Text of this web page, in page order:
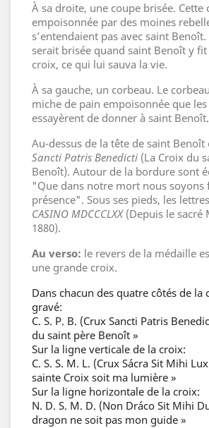
À sa droite, une coupe brisée. Cette
empoisonnée par des moines
s’entendaient pas avec saint
serait brisée quand saint Benoît y
croix, ce qui lui sauva la vie.
À sa gauche, un corbeau. Le
miche de pain empoisonnée que
essayèrent de donner à saint Benoît.
Au-dessus de la tête de saint Benoît
Sancti Patris Benedicti (La Croix du
Benoît). Autour de la bordure sont
"Que dans notre mort nous soyons
présence". Sous ses pieds, les
CASINO MDCCCLXX(Depuis le sacré
1880).
Au verso: le revers de la médaille
une grande croix.
Dans chacun des quatre côtés de la
gravé:
C. S. P. B. (Crux Sancti Patris
du saint père Benoît »
Sur la ligne verticale de la croix:
C. S. S. M. L. (Crux Sácra Sit Mihi
sainte Croix soit ma lumière »
Sur la ligne horizontale de la croix:
N. D. S. M. D. (Non Dráco Sit Mihi
dragon ne soit pas mon guide »